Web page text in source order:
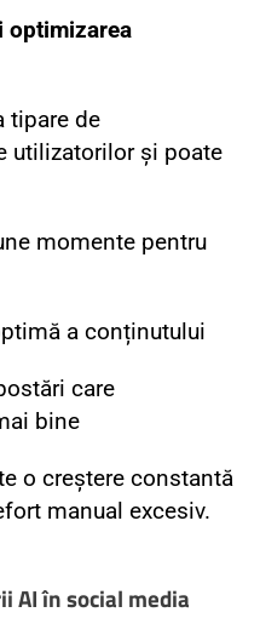
optimizarea
tipare de
utilizatorilor și poate
momente pentru
a conținutului
care
bine
o creștere constantă
manual excesiv.
AI în social media